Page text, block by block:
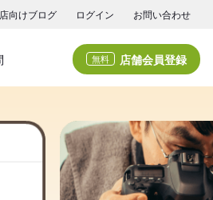
向けブログ ログイン お問い合わせ
無料 店舗会員登録